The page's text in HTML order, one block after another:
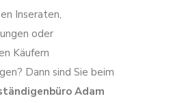
Inseraten,
oder
Käufern
Dann sind Sie beim
Adam